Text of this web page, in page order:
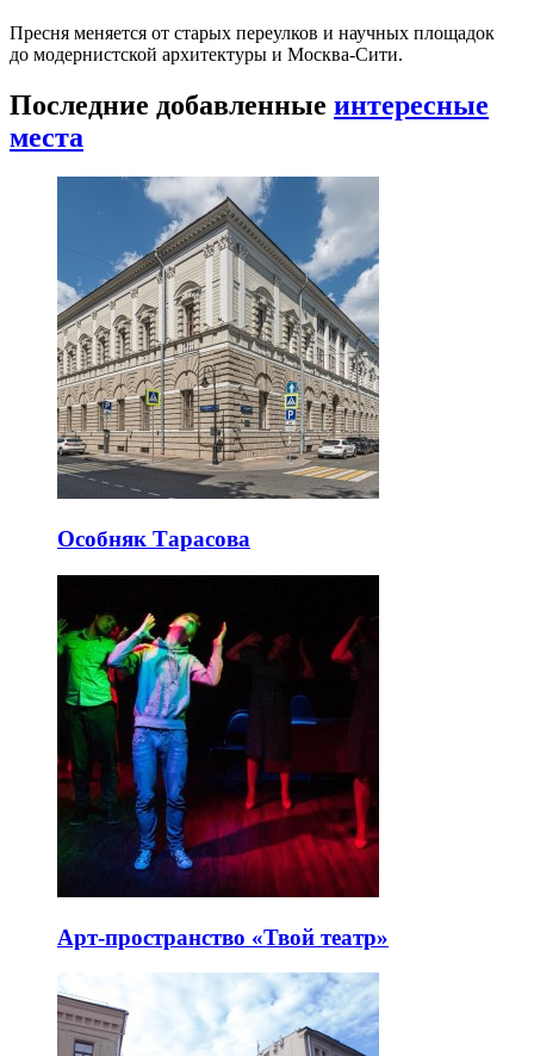
Пресня меняется от старых переулков и научных площадок
до модернистской архитектуры и Москва-Сити.
Последние добавленные интересные
места
Особняк Тарасова
Арт-пространство «Твой театр»